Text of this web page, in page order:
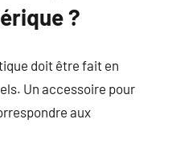
?
doit être fait en
Un accessoire pour
aux